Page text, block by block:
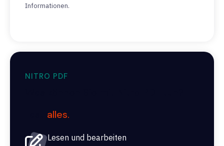
Informationen.
NITRO PDF
alles.
Lesen und bearbeiten